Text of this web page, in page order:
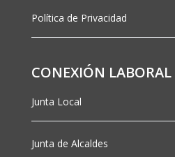
Política de Privacidad
CONEXIÓN LABORAL
Junta Local
Junta de Alcaldes